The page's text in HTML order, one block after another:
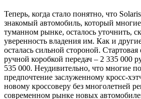
Теперь, когда стало понятно, что
знакомый автомобиль, который
туманном рынке, осталось уточнить,
уверенность владения им. Как и
осталась сильной стороной.
ручной коробкой передач – 2 335 000
535 000. Неудивительно, что многие
предпочтение заслуженному кросс-
новому кроссоверу без многолетней
современном рынке новых